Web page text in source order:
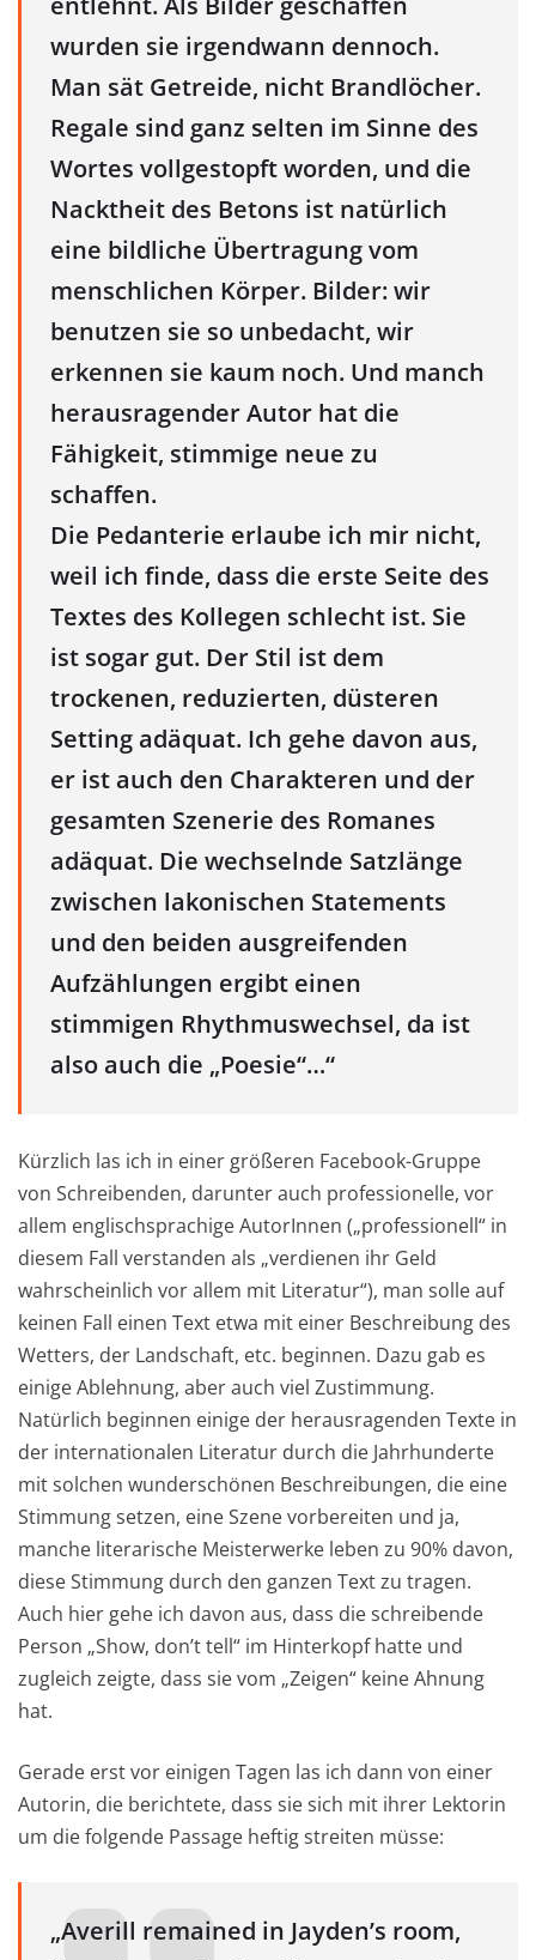
wurden sie irgendwann dennoch.
Man sät Getreide, nicht Brandlöcher.
Regale sind ganz selten im Sinne des
Wortes vollgestopft worden, und die
Nacktheit des Betons ist natürlich
eine bildliche Übertragung vom
menschlichen Körper. Bilder: wir
benutzen sie so unbedacht, wir
erkennen sie kaum noch. Und manch
herausragender Autor hat die
Fähigkeit, stimmige neue zu
schaffen.
Die Pedanterie erlaube ich mir nicht,
weil ich finde, dass die erste Seite des
Textes des Kollegen schlecht ist. Sie
ist sogar gut. Der Stil ist dem
trockenen, reduzierten, düsteren
Setting adäquat. Ich gehe davon aus,
er ist auch den Charakteren und der
gesamten Szenerie des Romanes
adäquat. Die wechselnde Satzlänge
zwischen lakonischen Statements
und den beiden ausgreifenden
Aufzählungen ergibt einen
stimmigen Rhythmuswechsel, da ist
also auch die „Poesie“…“
Kürzlich las ich in einer größeren Facebook-Gruppe
von Schreibenden, darunter auch professionelle, vor
allem englischsprachige AutorInnen („professionell“ in
diesem Fall verstanden als „verdienen ihr Geld
wahrscheinlich vor allem mit Literatur“), man solle auf
keinen Fall einen Text etwa mit einer Beschreibung des
Wetters, der Landschaft, etc. beginnen. Dazu gab es
einige Ablehnung, aber auch viel Zustimmung.
Natürlich beginnen einige der herausragenden Texte in
der internationalen Literatur durch die Jahrhunderte
mit solchen wunderschönen Beschreibungen, die eine
Stimmung setzen, eine Szene vorbereiten und ja,
manche literarische Meisterwerke leben zu 90% davon,
diese Stimmung durch den ganzen Text zu tragen.
Auch hier gehe ich davon aus, dass die schreibende
Person „Show, don’t tell“ im Hinterkopf hatte und
zugleich zeigte, dass sie vom „Zeigen“ keine Ahnung
hat.
Gerade erst vor einigen Tagen las ich dann von einer
Autorin, die berichtete, dass sie sich mit ihrer Lektorin
um die folgende Passage heftig streiten müsse:
„Averill remained in Jayden’s room,